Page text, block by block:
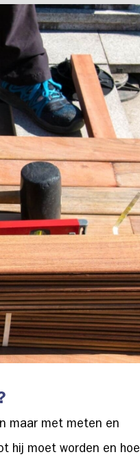
maar met meten en
hij moet worden en hoe